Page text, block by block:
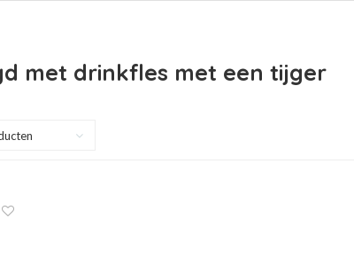
met drinkfles met een tijger